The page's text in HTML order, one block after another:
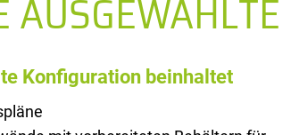
AUSGEWÄHLTE
Konfiguration beinhaltet